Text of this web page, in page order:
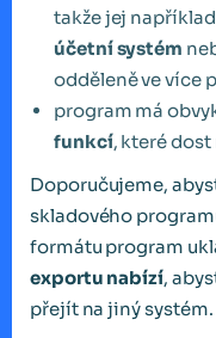
takže jej například
účetní systém
odděleně ve více
program má
funkcí, které
Doporučujeme,
skladového
formátu program
exportu nabízí,
přejít na jiný systém.